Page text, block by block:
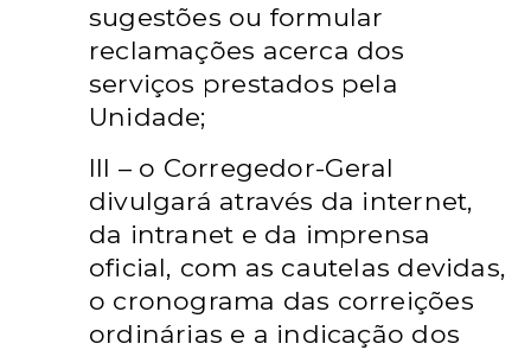
sugestões ou formular
reclamações acerca dos
serviços prestados pela
Unidade;
III – o Corregedor-Geral
divulgará através da internet,
da intranet e da imprensa
oficial, com as cautelas devidas,
o cronograma das correições
ordinárias e a indicação dos